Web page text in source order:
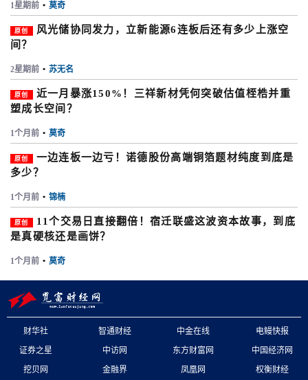
1星期前 • 莫奇
原创
风光储协同发力，立新能源6连板后还有多少上涨空
间？
2星期前 • 苏无名
原创
近一月暴涨150%！三祥新材凭何突破估值桎梏并重
塑成长空间？
1个月前 • 莫奇
原创
一边连板一边亏！诺德股份高端铜箔题材纯度到底是
多少？
1个月前 • 锦楠
原创
11个交易日直接翻倍！宿迁联盛这波资本故事，到底
是真硬核还是画饼？
1个月前 • 莫奇
财华社 智通财经 中金在线
电鳗快报
证券之星
中访网 东方财富网
中国经济网
挖贝网
金融界 凤凰网 权衡财经